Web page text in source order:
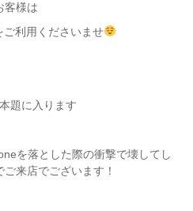
客様は
ご利用くださいませ
題に入ります
を落とした際の衝撃で壊してし
ご来店でございます！